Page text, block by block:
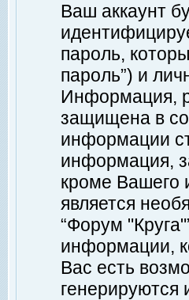
Ваш аккаунт
пароль,
пароль”) и
Информация,
защищена в
информации
информация,
кроме Вашего
является
“Форум
информации,
Вас есть